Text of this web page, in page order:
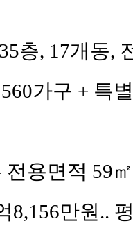
층, 17개동,
가구 + 특
전용면적 59
8,156만원..